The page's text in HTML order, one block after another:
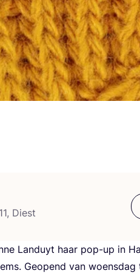
Diest
Lan­duyt haar pop-up in
Geo­pend van